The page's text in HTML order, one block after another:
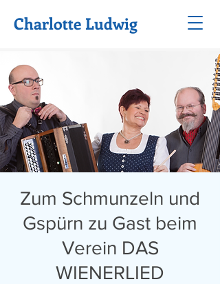
Charlotte Ludwig
Zum Schmunzeln und
Gspürn zu Gast beim
Verein DAS
WIENERLIED